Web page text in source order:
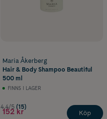
Maria Åkerberg
Hair & Body Shampoo Beautiful
500 ml
FINNS I LAGER
4.4/5 (15)
152 kr Köp